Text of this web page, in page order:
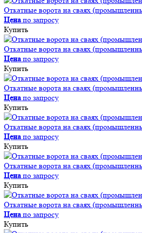
Откатные ворота на сваях
Ценапо запросу
Купить
Откатные ворота на сваях
Ценапо запросу
Купить
Откатные ворота на сваях
Ценапо запросу
Купить
Откатные ворота на сваях
Ценапо запросу
Купить
Откатные ворота на сваях
Ценапо запросу
Купить
Откатные ворота на сваях
Ценапо запросу
Купить